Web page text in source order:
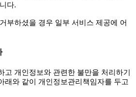
다.
부하셨을 경우 일부 서비스 제공에 어
고 개인정보와 관련한 불만을 처리하기
래와 같이 개인정보관리책임자를 두고